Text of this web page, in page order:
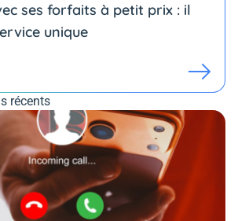
ses forfaits à petit prix : il
unique
récents